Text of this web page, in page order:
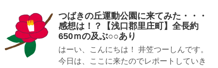
つばきの丘運動公園に来てみた・・・
感想は！？【浅口郡里庄町】全長約
650ｍの及ぶ○○あり
はーい、こんにちは！ 井笠つーしんです。
今日は、ここに来たのでレポートしていき